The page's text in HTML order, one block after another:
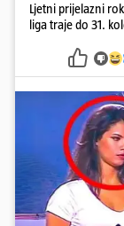
Ljetni prijelazni
liga traje do 31.